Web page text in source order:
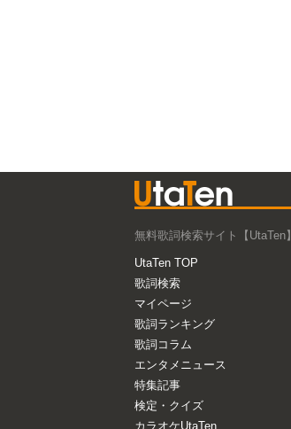
無料歌詞検索サイト【UtaTen】
UtaTen TOP
歌詞検索
マイページ
歌詞ランキング
歌詞コラム
エンタメニュース
特集記事
検定・クイズ
カラオケUtaTen